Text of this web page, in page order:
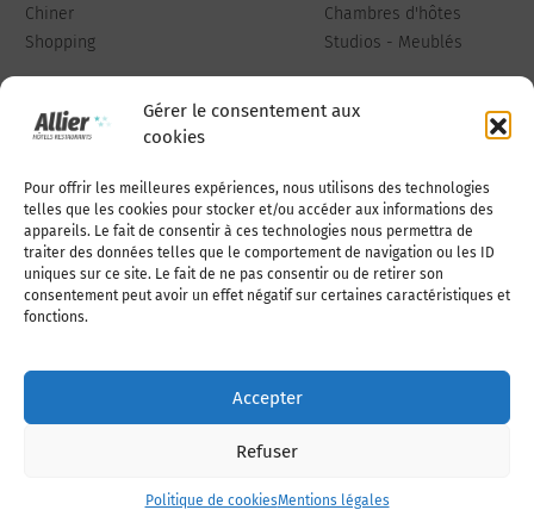
Gérer le consentement aux
cookies
Pour offrir les meilleures expériences, nous utilisons des technologies
telles que les cookies pour stocker et/ou accéder aux informations des
appareils. Le fait de consentir à ces technologies nous permettra de
traiter des données telles que le comportement de navigation ou les ID
uniques sur ce site. Le fait de ne pas consentir ou de retirer son
consentement peut avoir un effet négatif sur certaines caractéristiques et
fonctions.
Accepter
Refuser
Politique de cookiesMentions légales
Chiner
Shopping
Chambres d'hôtes
Studios - Meublés
Qui sommes-nous Publiez votre annonce
Adhérer à l’association Nous contacter
Politique de cookies (UE)